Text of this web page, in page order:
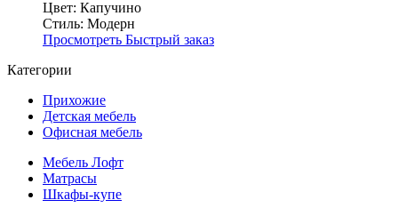
Цвет: Капучино
Стиль: Модерн
Просмотреть Быстрый заказ
Категории
Прихожие
Детская мебель
Офисная мебель
Мебель Лофт
Матрасы
Шкафы-купе